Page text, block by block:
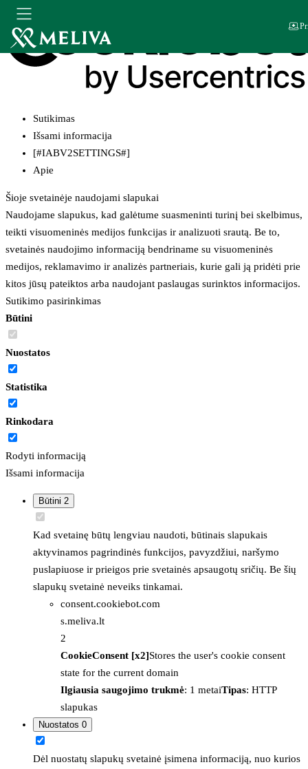
Sutikimas
Išsami informacija
[#IABV2SETTINGS#]
Apie
Šioje svetainėje naudojami slapukai
Naudojame slapukus, kad galėtume suasmeninti turinį bei skelbimus,
teikti visuomeninės medijos funkcijas ir analizuoti srautą. Be to,
svetainės naudojimo informaciją bendriname su visuomeninės
medijos, reklamavimo ir analizės partneriais, kurie gali ją pridėti prie
kitos jūsų pateiktos arba naudojant paslaugas surinktos informacijos.
Sutikimo pasirinkimas
Būtini
Nuostatos
Statistika
Rinkodara
Rodyti informaciją
Išsami informacija
Būtini 2
Kad svetainę būtų lengviau naudoti, būtinais slapukais
aktyvinamos pagrindinės funkcijos, pavyzdžiui, naršymo
puslapiuose ir prieigos prie svetainės apsaugotų sričių. Be šių
slapukų svetainė neveiks tinkamai.
consent.cookiebot.com
s.meliva.lt
2
CookieConsent [x2]Stores the user's cookie consent
state for the current domain
Ilgiausia saugojimo trukmė: 1 metaiTipas: HTTP
slapukas
Nuostatos 0
Dėl nuostatų slapukų svetainė įsimena informaciją, nuo kurios